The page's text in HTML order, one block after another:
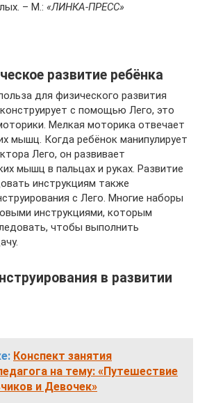
– М.: «ЛИНКА-ПРЕСС»
развитие ребёнка
для физического развития
с помощью Лего, это
Мелкая моторика отвечает
мышц. Когда ребёнок манипулирует
Лего, он развивает
мышц в пальцах и руках. Развитие
инструкциям также
с Лего. Многие наборы
инструкциями, которым
чтобы выполнить
в развитии
Конспект занятия
на тему: «Путешествие
и Девочек»